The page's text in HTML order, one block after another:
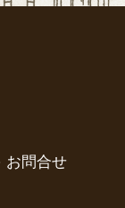
お問合せ